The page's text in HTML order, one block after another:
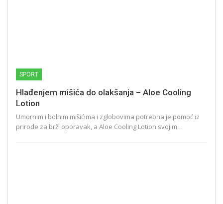
SPORT
Hlađenjem mišića do olakšanja – Aloe Cooling
Lotion
Umornim i bolnim mišićima i zglobovima potrebna je pomoć iz
prirode za brži oporavak, a Aloe Cooling Lotion svojim…